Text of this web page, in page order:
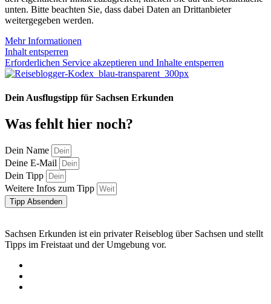
unten. Bitte beachten Sie, dass dabei Daten an Drittanbieter
weitergegeben werden.
Mehr Informationen
Inhalt entsperren
Erforderlichen Service akzeptieren und Inhalte entsperren
Dein Ausflugstipp für Sachsen Erkunden
Was fehlt hier noch?
Dein Name
Deine E-Mail
Dein Tipp
Weitere Infos zum Tipp
Tipp Absenden
Sachsen Erkunden ist ein privater Reiseblog über Sachsen und stellt
Tipps im Freistaat und der Umgebung vor.